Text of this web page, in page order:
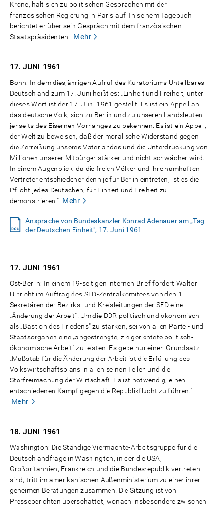
Krone, hält sich zu politischen Gesprächen mit der
französischen Regierung in Paris auf. In seinem Tagebuch
berichtet er über sein Gespräch mit dem französischen
Staatspräsidenten:
Mehr
17. JUNI 1961
Bonn: In dem diesjährigen Aufruf des Kuratoriums Unteilbares
Deutschland zum 17. Juni heißt es: „Einheit und Freiheit, unter
dieses Wort ist der 17. Juni 1961 gestellt. Es ist ein Appell an
das deutsche Volk, sich zu Berlin und zu unseren Landsleuten
jenseits des Eisernen Vorhanges zu bekennen. Es ist ein Appell,
der Welt zu beweisen, daß der moralische Widerstand gegen
die Zerreißung unseres Vaterlandes und die Unterdrückung von
Millionen unserer Mitbürger stärker und nicht schwächer wird.
In einem Augenblick, da die freien Völker und ihre namhaften
Vertreter entschiedener denn je für Berlin eintreten, ist es die
Pflicht jedes Deutschen, für Einheit und Freiheit zu
demonstrieren." Mehr
Ansprache von Bundeskanzler Konrad Adenauer am „Tag
der Deutschen Einheit", 17. Juni 1961
17. JUNI 1961
Ost-Berlin: In einem 19-seitigen internen Brief fordert Walter
Ulbricht im Auftrag des SED-Zentralkomitees von den 1.
Sekretären der Bezirks- und Kreisleitungen der SED eine
„Änderung der Arbeit". Um die DDR politisch und ökonomisch
als „Bastion des Friedens" zu stärken, sei von allen Partei- und
Staatsorganen eine „angestrengte, zielgerichtete politisch-
ökonomische Arbeit" zu leisten. Es gebe nur einen Grundsatz:
„Maßstab für die Änderung der Arbeit ist die Erfüllung des
Volkswirtschaftsplans in allen seinen Teilen und die
Störfreimachung der Wirtschaft. Es ist notwendig, einen
entschiedenen Kampf gegen die Republikflucht zu führen."
Mehr
18. JUNI 1961
Washington: Die Ständige Viermächte-Arbeitsgruppe für die
Deutschlandfrage in Washington, in der die USA,
Großbritannien, Frankreich und die Bundesrepublik vertreten
sind, tritt im amerikanischen Außenministerium zu einer ihrer
geheimen Beratungen zusammen. Die Sitzung ist von
Presseberichten überschattet, wonach insbesondere zwischen